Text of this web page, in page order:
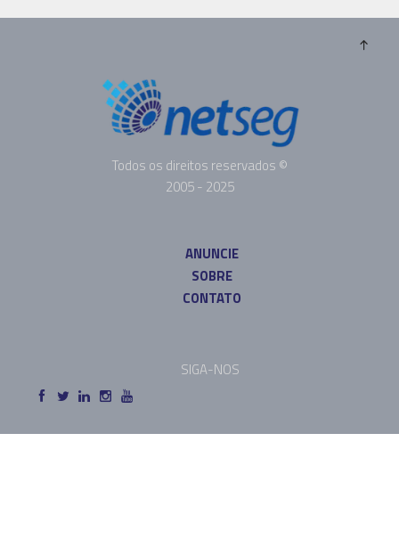
Todos os direitos reservados ©
2005 - 2025
ANUNCIE
SOBRE
CONTATO
SIGA-NOS